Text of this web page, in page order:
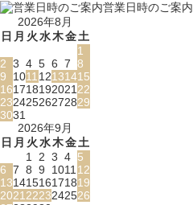
営業日時のご案内
2026年8月
日 月 火水木金土
1
2 3 4 5 6 7 8
9
101112131415
16171819202122
23242526272829
3031
2026年9月
日 月 火水木金土
1 2 3 4 5
6 7 8 9 101112
13141516171819
20212223242526